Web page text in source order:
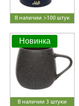
В наличии >100 штук
Новинка
В наличии 3 штуки